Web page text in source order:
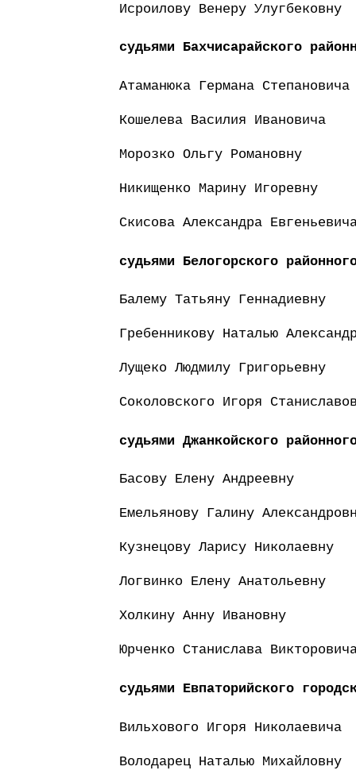
Исроилову Венеру Улугбековну
судьями Бахчисарайского
Атаманюка Германа Степановича
Кошелева Василия Ивановича
Морозко Ольгу Романовну
Никищенко Марину Игоревну
Скисова Александра
судьями Белогорского
Балему Татьяну Геннадиевну
Гребенникову Наталью
Лущеко Людмилу Григорьевну
Соколовского Игоря
судьями Джанкойского
Басову Елену Андреевну
Емельянову Галину
Кузнецову Ларису Николаевну
Логвинко Елену Анатольевну
Холкину Анну Ивановну
Юрченко Станислава
судьями Евпаторийского
Вильхового Игоря Николаевича
Володарец Наталью Михайловну